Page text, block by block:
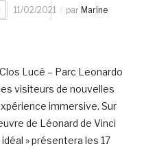
11/02/2021 par Marine
Lucé – Parc Leonardo
visiteurs de nouvelles
immersive. Sur
de Léonard de Vinci
» présentera les 17